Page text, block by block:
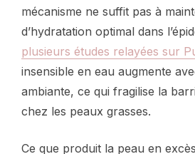
mécanisme ne suffit pas à
d’hydratation optimal dans
plusieurs études relayées sur
insensible en eau augmente
ambiante, ce qui fragilise la
chez les peaux grasses.
Ce que produit la peau en